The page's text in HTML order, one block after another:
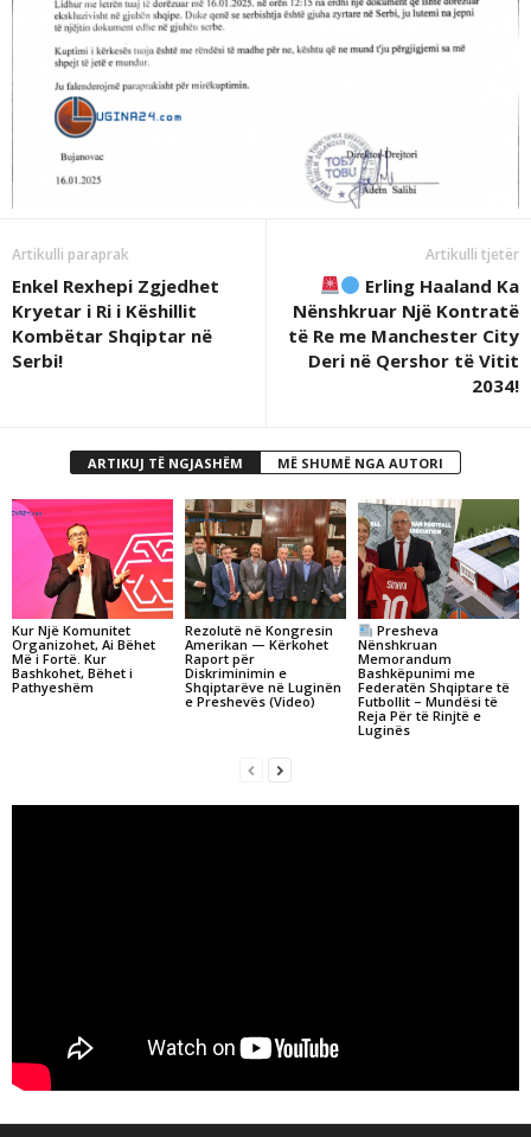
Artikulli paraprak
Enkel Rexhepi Zgjedhet
Kryetar i Ri i Këshillit
Kombëtar Shqiptar në
Serbi!
Artikulli tjetër
Erling Haaland Ka
Nënshkruar Një Kontratë
të Re me Manchester City
Deri në Qershor të Vitit
2034!
ARTIKUJ TË NGJASHËM MË SHUMË NGA AUTORI
Kur Një Komunitet
Organizohet, Ai Bëhet
Më i Fortë. Kur
Bashkohet, Bëhet i
Pathyeshëm
Rezolutë në Kongresin
Amerikan — Kërkohet
Raport për
Diskriminimin e
Shqiptarëve në Luginën
e Preshevës (Video)
Presheva
Nënshkruan
Memorandum
Bashkëpunimi me
Federatën Shqiptare të
Futbollit – Mundësi të
Reja Për të Rinjtë e
Luginës